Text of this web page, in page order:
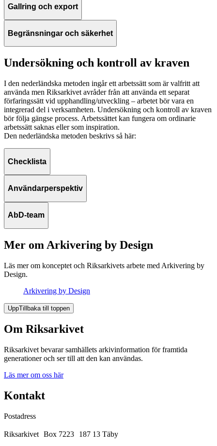
Gallring och export
Begränsningar och säkerhet
Undersökning och kontroll av kraven
I den nederländska metoden ingår ett arbetssätt som är valfritt att
använda men Riksarkivet avråder från att använda ett separat
förfaringssätt vid upphandling/utveckling – arbetet bör vara en
integrerad del i verksamheten. Undersökning och kontroll av kraven
bör följa gängse process. Arbetssättet kan fungera om ordinarie
arbetssätt saknas eller som inspiration.
Den nederländska metoden beskrivs så här:
Checklista
Användarperspektiv
AbD-team
Mer om Arkivering by Design
Läs mer om konceptet och Riksarkivets arbete med Arkivering by
Design.
Arkivering by Design
UppTillbaka till toppen
Om Riksarkivet
Riksarkivet bevarar samhällets arkivinformation för framtida
generationer och ser till att den kan användas.
Läs mer om oss här
Kontakt
Postadress
Riksarkivet Box 7223 187 13 Täby